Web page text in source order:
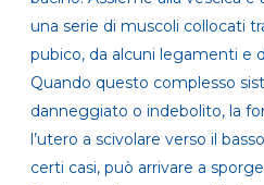
una serie di muscoli collocati
pubico, da alcuni legamenti e
Quando questo complesso
danneggiato o indebolito, la
l’utero a scivolare verso il
certi casi, può arrivare a